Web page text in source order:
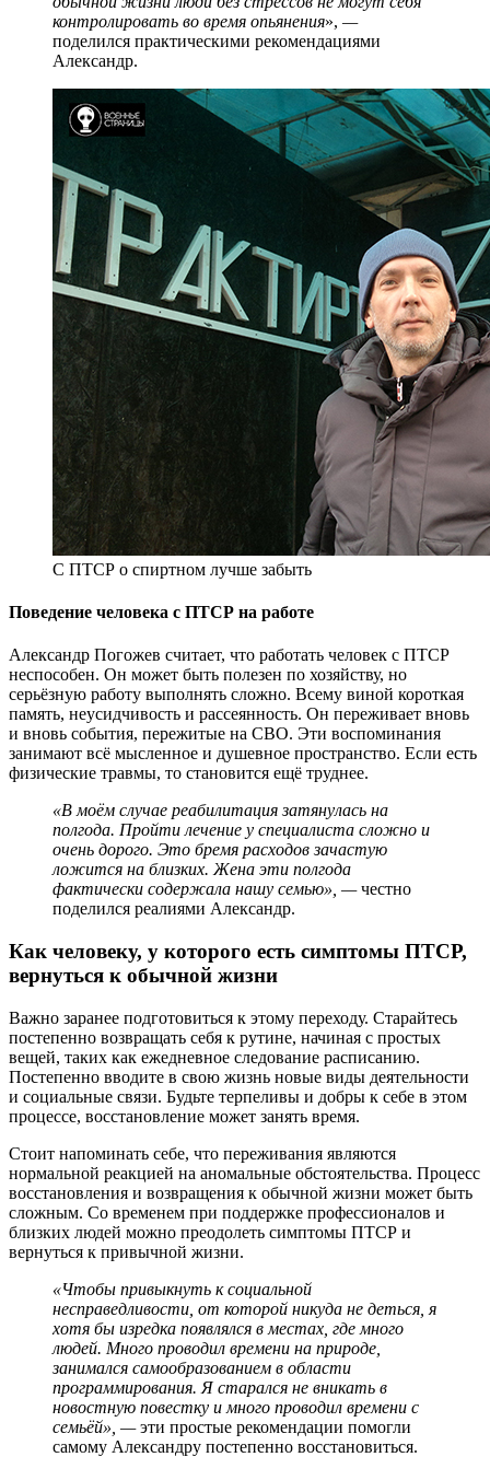
контролировать во время опьянения», —
поделился практическими рекомендациями
Александр.
С ПТСР о спиртном лучше забыть
Поведение человека с ПТСР на работе
Александр Погожев считает, что работать человек с ПТСР
неспособен. Он может быть полезен по хозяйству, но
серьёзную работу выполнять сложно. Всему виной короткая
память, неусидчивость и рассеянность. Он переживает вновь
и вновь события, пережитые на СВО. Эти воспоминания
занимают всё мысленное и душевное пространство. Если есть
физические травмы, то становится ещё труднее.
«В моём случае реабилитация затянулась на
полгода. Пройти лечение у специалиста сложно и
очень дорого. Это бремя расходов зачастую
ложится на близких. Жена эти полгода
фактически содержала нашу семью», —честно
поделился реалиями Александр.
Как человеку, у которого есть симптомы ПТСР,
вернуться к обычной жизни
Важно заранее подготовиться к этому переходу. Старайтесь
постепенно возвращать себя к рутине, начиная с простых
вещей, таких как ежедневное следование расписанию.
Постепенно вводите в свою жизнь новые виды деятельности
и социальные связи. Будьте терпеливы и добры к себе в этом
процессе, восстановление может занять время.
Стоит напоминать себе, что переживания являются
нормальной реакцией на аномальные обстоятельства. Процесс
восстановления и возвращения к обычной жизни может быть
сложным. Со временем при поддержке профессионалов и
близких людей можно преодолеть симптомы ПТСР и
вернуться к привычной жизни.
«Чтобы привыкнуть к социальной
несправедливости, от которой никуда не деться, я
хотя бы изредка появлялся в местах, где много
людей. Много проводил времени на природе,
занимался самообразованием в области
программирования. Я старался не вникать в
новостную повестку и много проводил времени с
семьёй», —эти простые рекомендации помогли
самому Александру постепенно восстановиться.